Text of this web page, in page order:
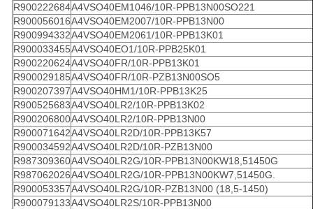
R900222684A4VSO40EM1046/10R-PPB13N00SO221
R900056016A4VSO40EM2007/10R-PPB13N00
R900994332A4VSO40EM2061/10R-PPB13K01
R900033455A4VSO40EO1/10R-PPB25K01
R900220624A4VSO40FR/10R-PPB13K01
R900029185A4VSO40FR/10R-PZB13N00SO5
R900207397A4VSO40HM1/10R-PPB13K25
R900525683A4VSO40LR2/10R-PPB13K02
R900206800A4VSO40LR2/10R-PPB13N00
R900071642A4VSO40LR2D/10R-PPB13K57
R900034592A4VSO40LR2D/10R-PZB13N00
R987309360A4VSO40LR2G/10R-PPB13N00KW18,51450G
R987062026A4VSO40LR2G/10R-PPB13N00KW7,51450G.
R900053357A4VSO40LR2G/10R-PZB13N00 (18,5-1450)
R900079133A4VSO40LR2S/10R-PPB13N00